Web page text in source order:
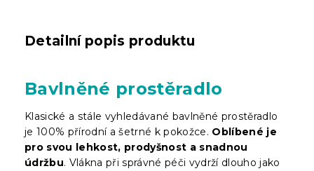
Detailní popis produktu
Bavlněné prostěradlo
Klasické a stále vyhledávané bavlněné prostěradlo
je 100% přírodní a šetrné k pokožce. Oblíbené je
pro svou lehkost, prodyšnost a snadnou
údržbu. Vlákna při správné péči vydrží dlouho jako